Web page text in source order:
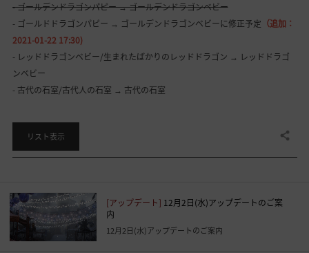
- ゴールデンドラゴンパピー → ゴールデンドラゴンベビー
- ゴールドドラゴンパピー → ゴールデンドラゴンベビーに修正予定 （追加：
2021-01-22 17:30)
- レッドドラゴンベビー/生まれたばかりのレッドドラゴン → レッドドラゴ
ンベビー
- 古代の石室/古代人の石室 → 古代の石室
リスト表示 共有する
[アップデート] 12月2日(水)アップデートのご案
内
12月2日(水)アップデートのご案内